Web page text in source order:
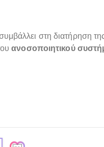
στη διατήρηση
ανοσοποιητικού